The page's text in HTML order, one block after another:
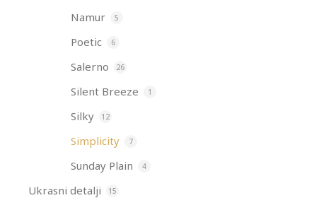
Namur 5
Poetic 6
Salerno 26
Silent Breeze 1
Silky 12
Simplicity 7
Sunday Plain 4
Ukrasni detalji 15